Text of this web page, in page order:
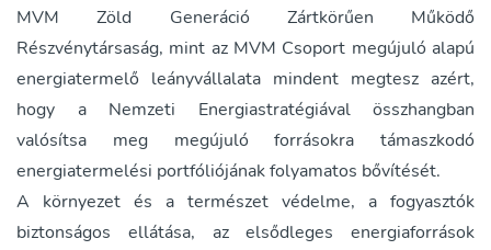
MVM Zöld Generáció Zártkörűen Működő
Részvénytársaság, mint az MVM Csoport megújuló alapú
energiatermelő leányvállalata mindent megtesz azért,
hogy a Nemzeti Energiastratégiával összhangban
valósítsa meg megújuló forrásokra támaszkodó
energiatermelési portfóliójának folyamatos bővítését.
A környezet és a természet védelme, a fogyasztók
biztonságos ellátása, az elsődleges energiaforrások